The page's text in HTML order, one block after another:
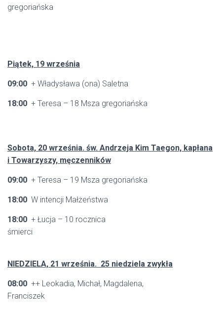
gregoriańska
Piątek, 19 września
09:00 + Władysława (ona) Saletna
18:00 + Teresa – 18 Msza gregoriańska
Sobota, 20 września. św. Andrzeja Kim Taegon, kapłana
i Towarzyszy, męczenników
09:00 + Teresa – 19 Msza gregoriańska
18:00 W intencji Małżeństwa
18:00 + Łucja – 10 rocznica
śmierci
NIEDZIELA, 21 września. 25 niedziela zwykła
08:00 ++ Leokadia, Michał, Magdalena,
Franciszek